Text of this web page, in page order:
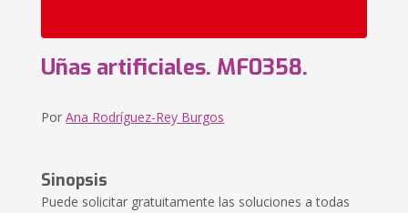
Uñas artificiales. MF0358.
PorAna Rodríguez-Rey Burgos
Sinopsis
Puede solicitar gratuitamente las soluciones a todas